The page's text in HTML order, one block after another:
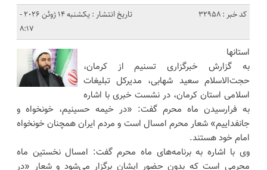
کد خبر : 32958
تاریخ انتشار : یکشنبه 14 ژوئن 2026 -
8:17
استانها
به گزارش خبرگزاری تسنیم از کرمان،
حجت‌الاسلام سعید شهابی، مدیرکل تبلیغات
اسلامی استان کرمان، در نشست خبری با اشاره
به فرارسیدن ماه محرم گفت: «در خیمه حسینیم، خونخواه و
جانفداییم» شعار محرم امسال است و مردم ایران همچنان خونخواه
امام خود هستند.
وی با اشاره به برنامه‌های ماه محرم گفت: امسال نخستین ماه
محرمی است که بدون حضور ایشان برگزار می‌شود و شعار «در